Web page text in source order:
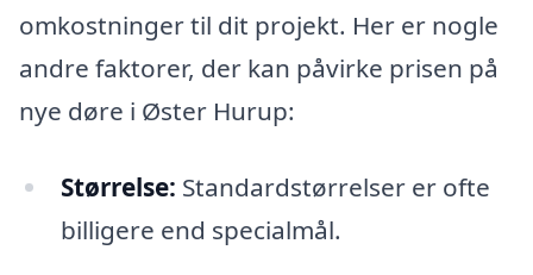
omkostninger til dit projekt. Her er nogle
andre faktorer, der kan påvirke prisen på
nye døre i Øster Hurup:
Størrelse: Standardstørrelser er ofte
billigere end specialmål.